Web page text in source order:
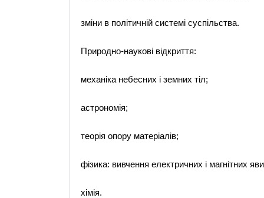
зміни в політичній системі суспільства.
Природно-наукові відкриття:
механіка небесних і земних тіл;
астрономія;
теорія опору матеріалів;
фізика: вивчення електричних і магнітних
хімія.